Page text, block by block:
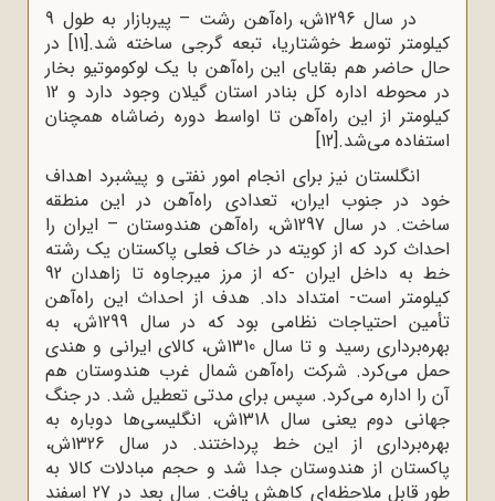
در سال 1296ش، راه‌آهن رشت – پیربازار به طول 9
کیلومتر توسط خوشتاریا، تبعه گرجی ساخته شد.[11] در
حال حاضر هم بقایای این راه‌آهن با یک لوکوموتیو بخار
در محوطه اداره کل بنادر استان گیلان وجود دارد و 12
کیلومتر از این راه‌آهن تا اواسط دوره رضاشاه همچنان
استفاده می‌شد.[12]
انگلستان نیز برای انجام امور نفتی و پیشبرد اهداف
خود در جنوب ایران، تعدادی راه‌آهن در این منطقه
ساخت. در سال 1297ش، راه‌آهن هندوستان – ایران را
احداث کرد که از کویته در خاک فعلی پاکستان یک رشته
خط به داخل ایران -که از مرز میرجاوه تا زاهدان 92
کیلومتر است- امتداد داد. هدف از احداث این راه‌آهن
تأمین احتیاجات نظامی بود که در سال 1299ش، به
بهره‌برداری رسید و تا سال 1310ش، کالای ایرانی و هندی
حمل می‌کرد. شرکت راه‌آهن شمال غرب هندوستان هم
آن را اداره می‌کرد. سپس برای مدتی تعطیل شد. در جنگ
جهانی دوم یعنی سال 1318ش، انگلیسی‌ها دوباره به
بهره‌برداری از این خط پرداختند. در سال 1326ش،
پاکستان از هندوستان جدا شد و حجم مبادلات کالا به
طور قابل ملاحظه‌ای کاهش یافت. سال بعد در 27 اسفند